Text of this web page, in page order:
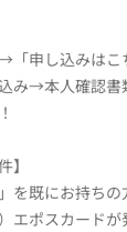
「申し込みは
み→本人確認
】
を既にお持ち
エポスカード